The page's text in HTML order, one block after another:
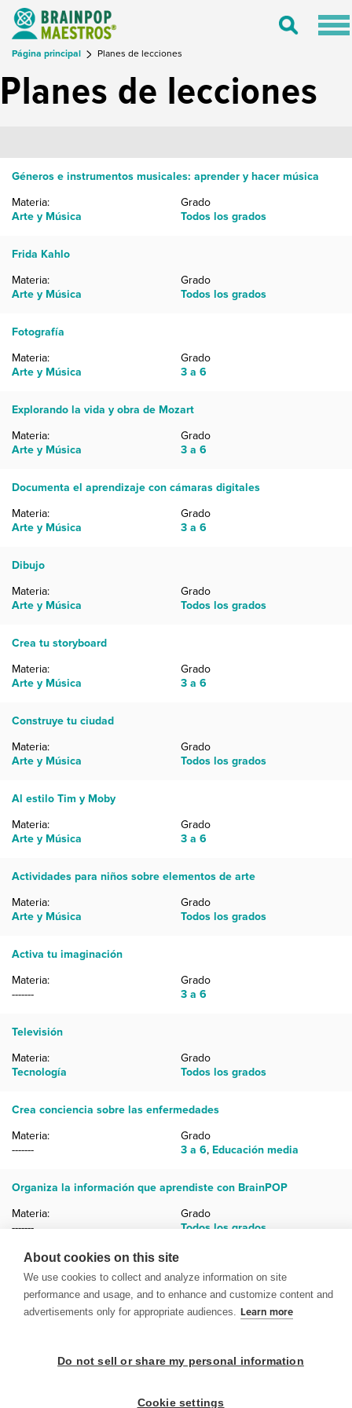
Toggle
Página principal Planes de lecciones
Planes de lecciones
Géneros e instrumentos musicales: aprender y hacer música
Materia:
Arte y Música
Grado
Todos los grados
Frida Kahlo
Materia:
Arte y Música
Grado
Todos los grados
Fotografía
Materia:
Arte y Música
Grado
3 a 6
Explorando la vida y obra de Mozart
Materia:
Arte y Música
Grado
3 a 6
Documenta el aprendizaje con cámaras digitales
Materia:
Arte y Música
Grado
3 a 6
Dibujo
Materia:
Arte y Música
Grado
Todos los grados
Crea tu storyboard
Materia:
Arte y Música
Grado
3 a 6
Construye tu ciudad
Materia:
Arte y Música
Grado
Todos los grados
Al estilo Tim y Moby
Materia:
Arte y Música
Grado
3 a 6
Actividades para niños sobre elementos de arte
Materia:
Arte y Música
Grado
Todos los grados
Activa tu imaginación
Materia:
-------
Grado
3 a 6
Televisión
Materia:
Tecnología
Grado
Todos los grados
Crea conciencia sobre las enfermedades
Materia:
-------
Grado
3 a 6, Educación media
Organiza la información que aprendiste con BrainPOP
Materia:
-------
Grado
Todos los grados
« Anterior 1
© 1999-2026 BrainPOP. Todos los derechos reservados.
About cookies on this site
We use cookies to collect and analyze information on site
performance and usage, and to enhance and customize content and
advertisements only for appropriate audiences. Learn more
Do not sell or share my personal information
Cookie settings